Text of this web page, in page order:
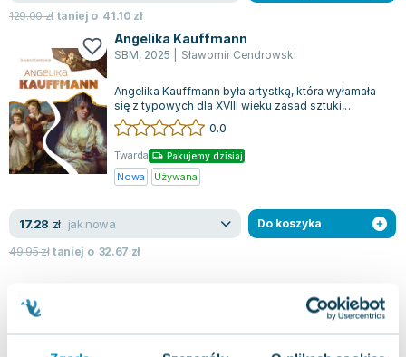
Janina Zającówna
Anna Prus (oprac.)
Nela Mała Reporterka
Agnieszka Maciąg
Barbara Wrzesińska
Terry Pratchett
Virginia Woolf
Ajahn Brahm
Lucinda Riley
129.00zł taniej o 41.10 zł
Angelika Kauffmann
SBM, 2025 Sławomir Cendrowski
Angelika Kauffmann była artystką, która wyłamała
się z typowych dla XVIII wieku zasad sztuki,
tworząc własną unikalną ścieżkę w mę...
0.0
Twarda Pakujemy dzisiaj
Nowa Używana
17.28 zł jak nowa
49.95złtaniej o 32.67 zł
Do koszyka